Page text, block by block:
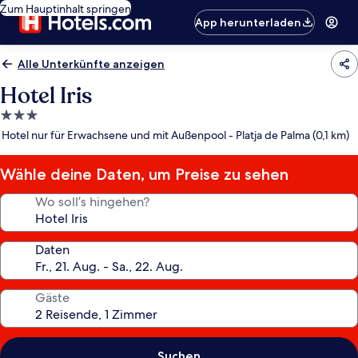
Zum Hauptinhalt springen
App herunterladen
Alle Unterkünfte anzeigen
Hotel Iris
3.0-
Sterne-
Hotel nur für Erwachsene und mit Außenpool - Platja de Palma (0,1 km)
Wähle deine Daten, um Preise zu sehen
Wo soll’s hingehen?
Daten
Gäste